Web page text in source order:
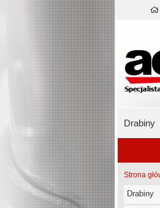
Drabiny
Strona
Drabiny